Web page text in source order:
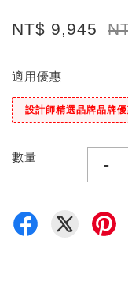
NT$ 9,945
適用優惠
設計師精選品牌品牌
數量 -